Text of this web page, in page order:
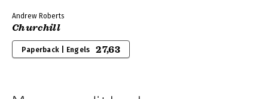
Andrew Roberts
Churchill
Paperback | Engels 27,63